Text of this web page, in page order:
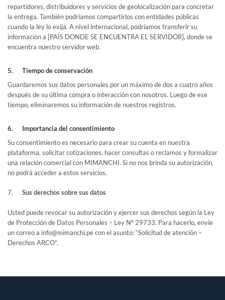
repartidores, distribuidores y servicios de geolocalización para concretar
la entrega. También podríamos compartirlos con entidades públicas
cuando la ley lo exija. A nivel internacional, podríamos transferir su
información a [PAÍS DONDE SE ENCUENTRA EL SERVIDOR], donde se
encuentra nuestro servidor web.
5. Tiempo de conservación
Guardaremos sus datos personales por un máximo de dos a cuatro años
después de su última compra o interacción con nosotros. Luego de ese
tiempo, eliminaremos su información de nuestros registros.
6. Importancia del consentimiento
Su consentimiento es necesario para crear su cuenta en nuestra
plataforma, solicitar cotizaciones, hacer consultas o reclamos y formalizar
una relación comercial con MIMANCHI. Si no nos brinda su autorización,
no podrá acceder a estos servicios.
7. Sus derechos sobre sus datos
Usted puede revocar su autorización y ejercer sus derechos según la Ley
de Protección de Datos Personales – Ley N° 29733. Para hacerlo, envíe
un correo a info@mimanchi.pe con el asunto: “Solicitud de atención –
Derechos ARCO”.